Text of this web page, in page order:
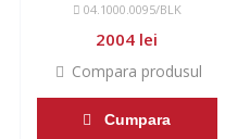
04.1000.0095/BLK
2004 lei
Compara produsul
Cumpara